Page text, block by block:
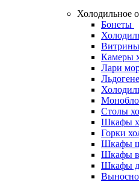
Холодильное
Бонеты
Камеры
Лари
Столы
Шкафы
Горки
Шкафы
Шкафы
Шкафы